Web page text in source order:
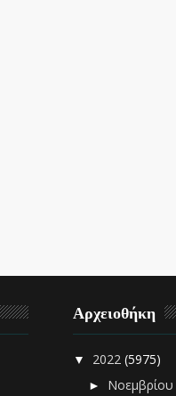
Αρχειοθήκη
▼ 2022 (5975)
► Νοεμβρίου